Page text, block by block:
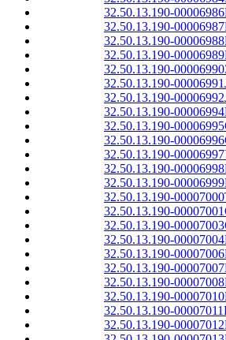
32.50.13.190-00006986
32.50.13.190-00006987
32.50.13.190-00006988
32.50.13.190-00006989
32.50.13.190-00006990
32.50.13.190-00006991
32.50.13.190-00006992
32.50.13.190-00006994
32.50.13.190-00006995
32.50.13.190-00006996
32.50.13.190-00006997
32.50.13.190-00006998
32.50.13.190-00006999
32.50.13.190-00007000
32.50.13.190-00007001
32.50.13.190-00007003
32.50.13.190-00007004
32.50.13.190-00007006
32.50.13.190-00007007
32.50.13.190-00007008
32.50.13.190-00007010
32.50.13.190-00007011
32.50.13.190-00007012